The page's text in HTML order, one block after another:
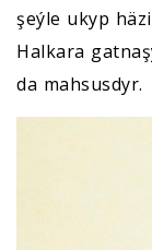
şeýle ukyp
Halkara
da mahsusdyr.